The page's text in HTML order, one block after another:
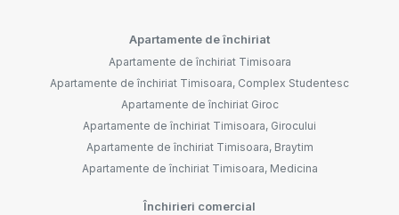
Apartamente de închiriat
Apartamente de închiriat Timisoara
Apartamente de închiriat Timisoara, Complex Studentesc
Apartamente de închiriat Giroc
Apartamente de închiriat Timisoara, Girocului
Apartamente de închiriat Timisoara, Braytim
Apartamente de închiriat Timisoara, Medicina
Închirieri comercial